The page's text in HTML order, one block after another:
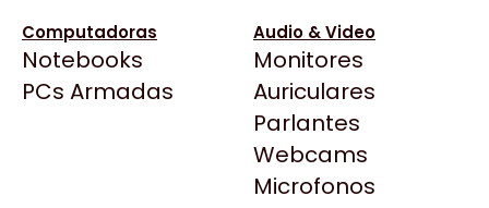
Computadoras
Notebooks
PCs Armadas
Audio & Video
Monitores
Auriculares
Parlantes
Webcams
Microfonos
BenQ
CX
Cooler Master
Todas las Tiendas
$217.338
Ver producto en la página de Gaming Point